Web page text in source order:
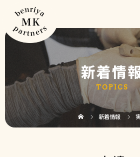
新着情
TOPICS
新着情報